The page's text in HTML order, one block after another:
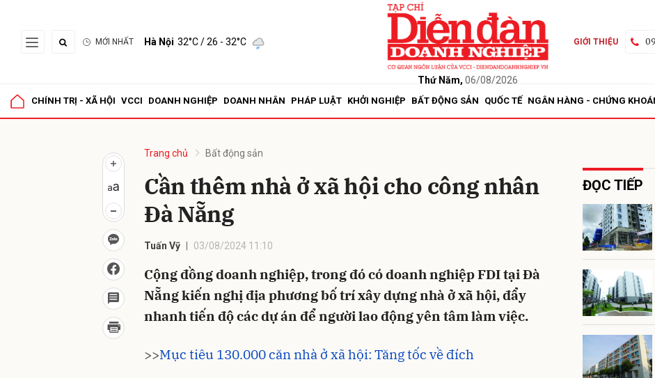
MỚI NHẤT Hà Nội 32°C/ 26 - 32°C
Thứ Năm, 06/08/2026
GIỚI THIỆU
CHÍNH TRỊ - XÃ HỘI VCCI DOANH NGHIỆP DOANH NHÂN PHÁP LUẬT KHỞI NGHIỆP BẤT ĐỘNG SẢN QUỐC TẾ NGÂN HÀNG - CHỨNG
Trang chủ Bất động sản
Cần thêm nhà ở xã hội cho công nhân
Đà Nẵng
Tuấn Vỹ 03/08/2024 11:10
Cộng đồng doanh nghiệp, trong đó có doanh nghiệp FDI tại Đà
Nẵng kiến nghị địa phương bố trí xây dựng nhà ở xã hội, đẩy
nhanh tiến độ các dự án để người lao động yên tâm làm việc.
>>Mục tiêu 130.000 căn nhà ở xã hội: Tăng tốc về đích
ĐỌC TIẾP
Gửi